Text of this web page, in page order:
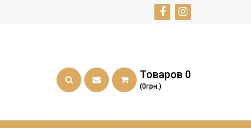
Товаров 0
(0грн.)